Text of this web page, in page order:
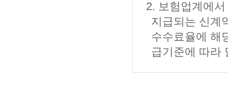
2. 보험업계에
지급되는 신계
수수료율에 해
급기준에 따라